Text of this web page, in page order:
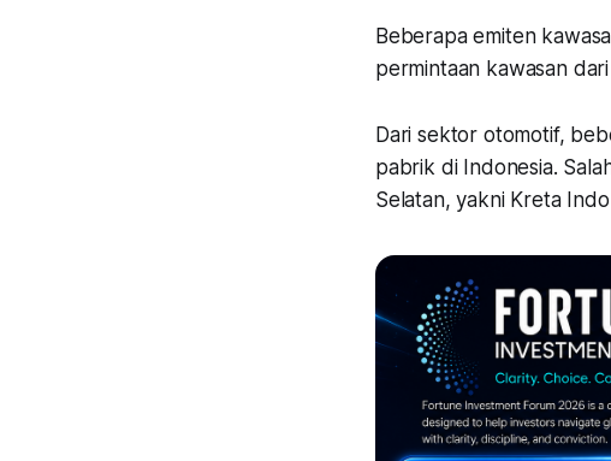
Beberapa emiten
permintaan kawasan
Dari sektor otomotif,
pabrik di Indonesia.
Selatan, yakni Kreta